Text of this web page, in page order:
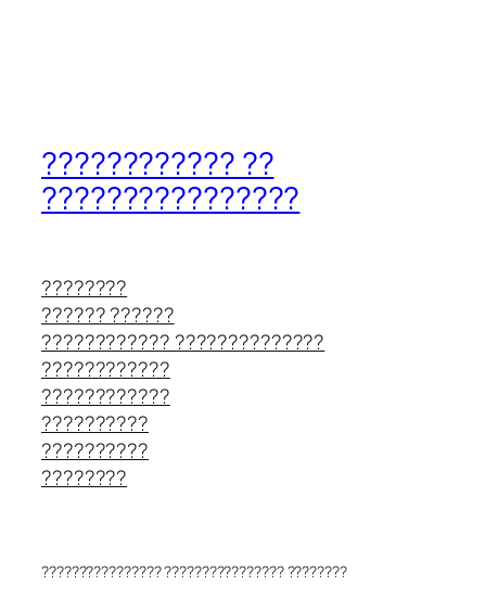
???????????? ??
????????????????
????????
?????? ??????
???????????? ??????????????
????????????
????????????
??????????
??????????
????????
???????????????? ???????????????? ????????